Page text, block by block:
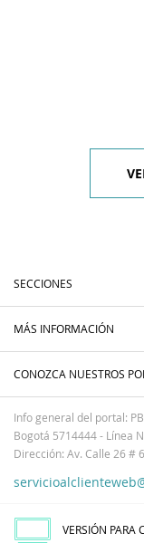
SECCIONES
MÁS INFORMACIÓN
CONOZCA NUESTROS
Info general del portal:
Bogotá 5714444 - Línea
Dirección: Av. Calle 26 #
VERSIÓN PARA